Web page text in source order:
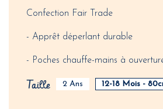
Confection Fair Trade
- Apprêt déperlant durable
- Poches chauffe-mains à
Taille 2 Ans 12-18 Mois -